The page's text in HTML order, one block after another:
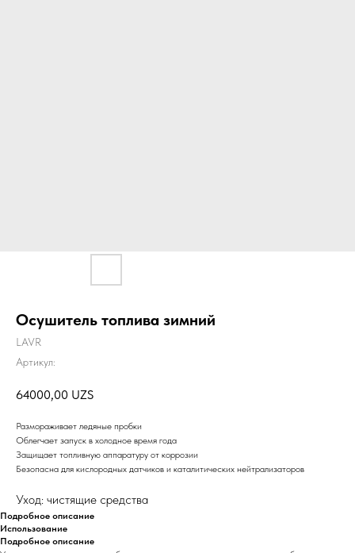
Осушитель топлива зимний
LAVR
Артикул:
64000,00 UZS
Размораживает ледяные пробки
Облегчает запуск в холодное время года
Защищает топливную аппаратуру от коррозии
Безопасна для кислородных датчиков и каталитических нейтрализаторов
Уход: чистящие средства
Подробное описание
Использование
Подробное описание